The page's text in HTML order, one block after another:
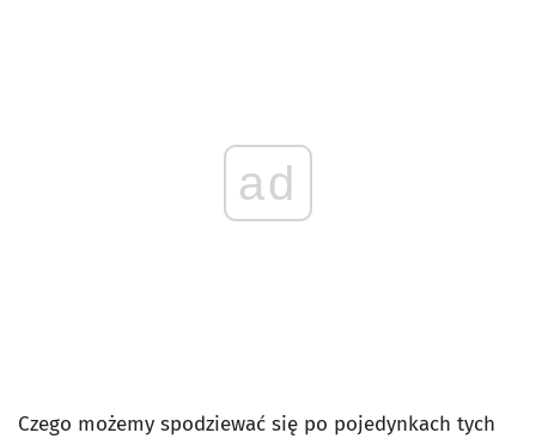
ad
Czego możemy spodziewać się po pojedynkach tych